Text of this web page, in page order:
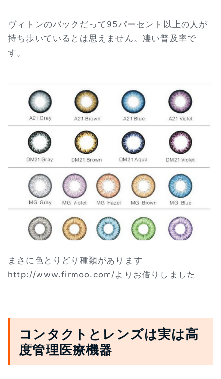
ヴィトンのバックだって95パーセント以上の人が
持ち歩いているとは思えません。凄い普及率で
す。
まさに色とりどり種類があります
http://www.firmoo.com/よりお借りしました
コンタクトとレンズは実は高
度管理医療機器